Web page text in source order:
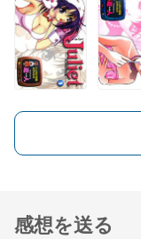
感想を送る